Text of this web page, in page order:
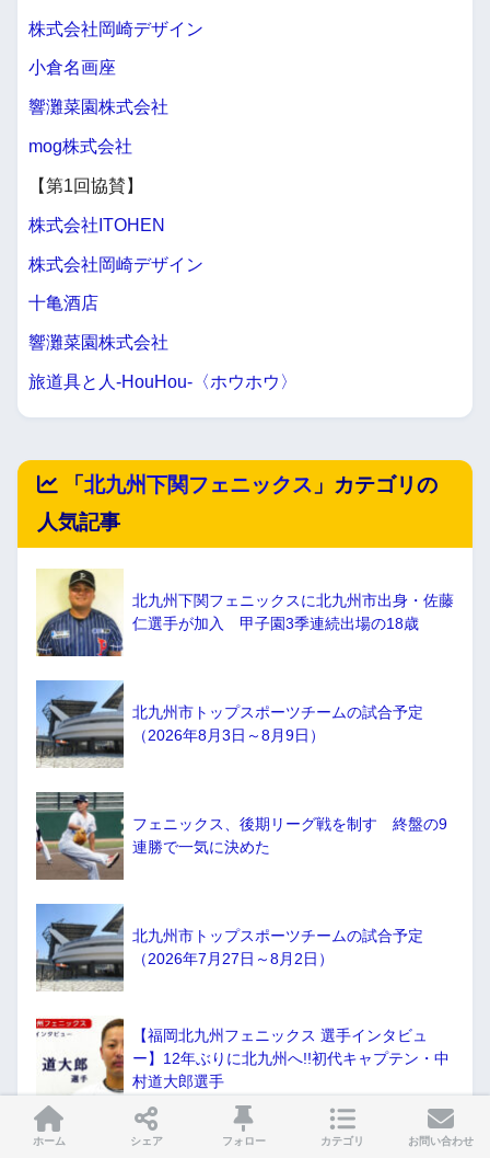
株式会社岡崎デザイン
小倉名画座
響灘菜園株式会社
mog株式会社
【第1回協賛】
株式会社ITOHEN
株式会社岡崎デザイン
十亀酒店
響灘菜園株式会社
旅道具と人-HouHou-〈ホウホウ〉
「 北九州下関フェニックス 」カテゴリの
人気記事
北九州下関フェニックスに北九州市出身・佐藤
仁選手が加入 甲子園3季連続出場の18歳
北九州市トップスポーツチームの試合予定
（2026年8月3日～8月9日）
フェニックス、後期リーグ戦を制す 終盤の9
連勝で一気に決めた
北九州市トップスポーツチームの試合予定
（2026年7月27日～8月2日）
【福岡北九州フェニックス 選手インタビュ
ー】12年ぶりに北九州へ!!初代キャプテン・中
村道大郎選手
ホーム シェア フォロー カテゴリ お問い合わせ